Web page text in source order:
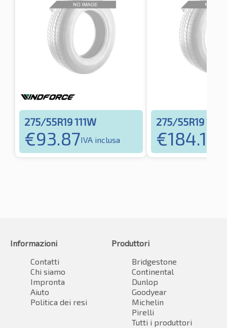
275/55R19 111W
€93.87IVA inclusa
275/55R19
€184.12
Informazioni
Contatti
Chi siamo
Impronta
Aiuto
Politica dei resi
Produttori
Bridgestone
Continental
Dunlop
Goodyear
Michelin
Pirelli
Tutti i produttori